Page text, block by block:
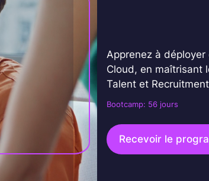
Apprenez à déployer
Cloud, en maîtrisant
Talent et
Bootcamp: 56 jours
Recevoir le